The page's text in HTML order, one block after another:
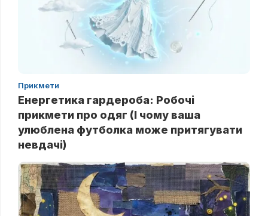
Прикмети
Енергетика гардероба: Робочі
прикмети про одяг (І чому ваша
улюблена футболка може притягувати
невдачі)